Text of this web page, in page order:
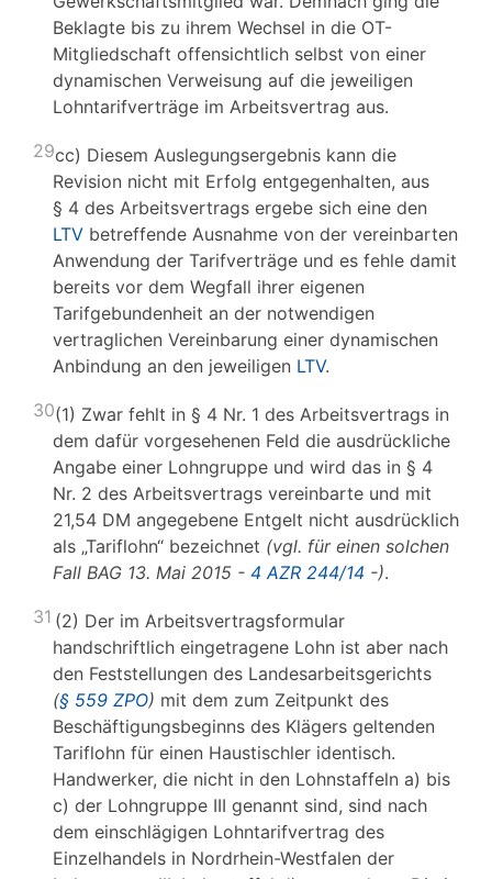
Beklagte bis zu ihrem Wechsel in die OT-
Mitgliedschaft offensichtlich selbst von einer
dynamischen Verweisung auf die jeweiligen
Lohntarifverträge im Arbeitsvertrag aus.
29cc) Diesem Auslegungsergebnis kann die
Revision nicht mit Erfolg entgegenhalten, aus
§ 4 des Arbeitsvertrags ergebe sich eine den
LTV betreffende Ausnahme von der vereinbarten
Anwendung der Tarifverträge und es fehle damit
bereits vor dem Wegfall ihrer eigenen
Tarifgebundenheit an der notwendigen
vertraglichen Vereinbarung einer dynamischen
Anbindung an den jeweiligen LTV.
30(1) Zwar fehlt in § 4 Nr. 1 des Arbeitsvertrags in
dem dafür vorgesehenen Feld die ausdrückliche
Angabe einer Lohngruppe und wird das in § 4
Nr. 2 des Arbeitsvertrags vereinbarte und mit
21,54 DM angegebene Entgelt nicht ausdrücklich
als „Tariflohn“ bezeichnet (vgl. für einen solchen
Fall BAG 13. Mai 2015 - 4 AZR 244/14 -).
31 (2) Der im Arbeitsvertragsformular
handschriftlich eingetragene Lohn ist aber nach
den Feststellungen des Landesarbeitsgerichts
(§ 559 ZPO) mit dem zum Zeitpunkt des
Beschäftigungsbeginns des Klägers geltenden
Tariflohn für einen Haustischler identisch.
Handwerker, die nicht in den Lohnstaffeln a) bis
c) der Lohngruppe III genannt sind, sind nach
dem einschlägigen Lohntarifvertrag des
Einzelhandels in Nordrhein-Westfalen der